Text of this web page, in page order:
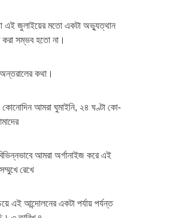
এই জুলাইয়ের মতো একটা অভ্যুত্থান
সম্ভব হতো না।
অন্তরালের কথা।
আমরা ঘুমাইনি, ২৪ ঘণ্টা কো-
আমরা অর্গানাইজ করে এই
রেখে
এই আন্দোলনের একটা পর্যায় পর্যন্ত